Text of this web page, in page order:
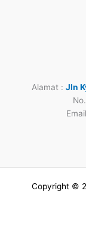
Alamat : Jln
Copyright ©